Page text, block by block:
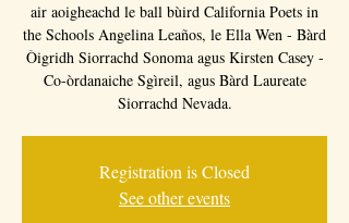
air aoigheachd le ball bùird California Poets in
the Schools Angelina Leaños, le Ella Wen - Bàrd
Òigridh Siorrachd Sonoma agus Kirsten Casey -
Co-òrdanaiche Sgìreil, agus Bàrd Laureate
Siorrachd Nevada.
Registration is Closed
See other events